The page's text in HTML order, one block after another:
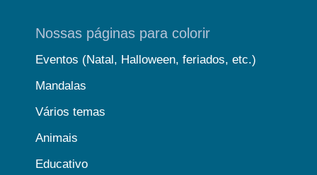
Nossas páginas para colorir
Eventos (Natal, Halloween, feriados, etc.)
Mandalas
Vários temas
Animais
Educativo